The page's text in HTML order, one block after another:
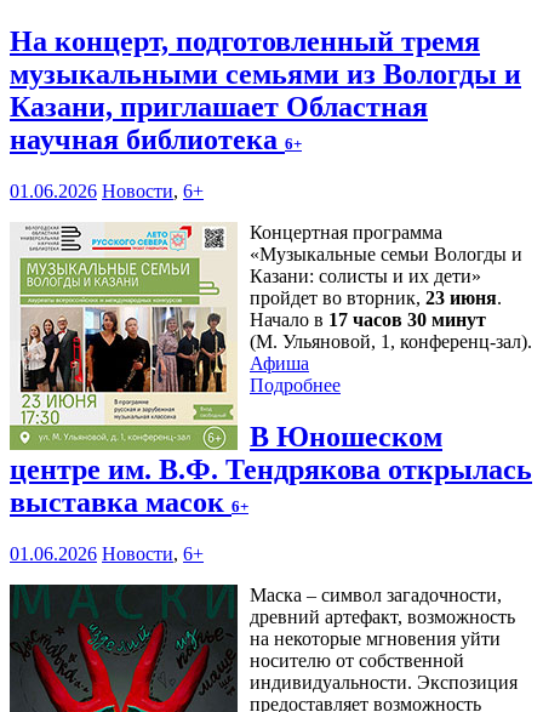
На концерт, подготовленный тремя
музыкальными семьями из Вологды и
Казани, приглашает Областная
научная библиотека 6+
01.06.2026 Новости, 6+
Концертная программа
«Музыкальные семьи Вологды и
Казани: солисты и их дети»
пройдет во вторник, 23 июня.
Начало в 17 часов 30 минут
(М. Ульяновой, 1, конференц-зал).
Афиша
Подробнее
В Юношеском
центре им. В.Ф. Тендрякова открылась
выставка масок 6+
01.06.2026 Новости, 6+
Маска – символ загадочности,
древний артефакт, возможность
на некоторые мгновения уйти
носителю от собственной
индивидуальности. Экспозиция
предоставляет возможность